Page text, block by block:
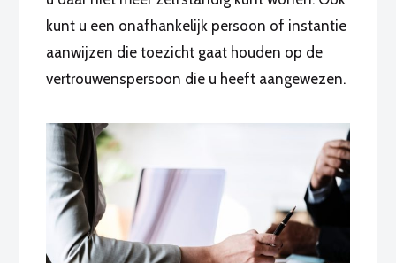
kunt u een onafhankelijk persoon of instantie
aanwijzen die toezicht gaat houden op de
vertrouwenspersoon die u heeft aangewezen.